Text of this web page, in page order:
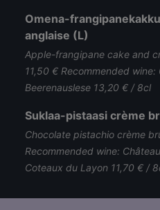
Omena-
anglaise (L)
Apple-frangipane cake and
11,50 € Recommended wine:
Beerenauslese 13,20 € / 8cl
Suklaa-pistaasi crème
Chocolate pistachio crème
Recommended wine:
Coteaux du Layon 11,70 € /